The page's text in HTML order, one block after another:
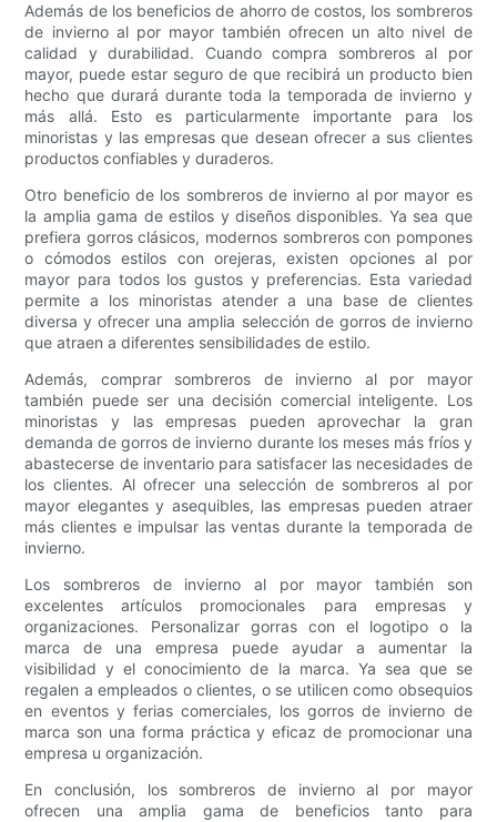
Además de los beneficios de ahorro de costos, los sombreros
de invierno al por mayor también ofrecen un alto nivel de
calidad y durabilidad. Cuando compra sombreros al por
mayor, puede estar seguro de que recibirá un producto bien
hecho que durará durante toda la temporada de invierno y
más allá. Esto es particularmente importante para los
minoristas y las empresas que desean ofrecer a sus clientes
productos confiables y duraderos.
Otro beneficio de los sombreros de invierno al por mayor es
la amplia gama de estilos y diseños disponibles. Ya sea que
prefiera gorros clásicos, modernos sombreros con pompones
o cómodos estilos con orejeras, existen opciones al por
mayor para todos los gustos y preferencias. Esta variedad
permite a los minoristas atender a una base de clientes
diversa y ofrecer una amplia selección de gorros de invierno
que atraen a diferentes sensibilidades de estilo.
Además, comprar sombreros de invierno al por mayor
también puede ser una decisión comercial inteligente. Los
minoristas y las empresas pueden aprovechar la gran
demanda de gorros de invierno durante los meses más fríos y
abastecerse de inventario para satisfacer las necesidades de
los clientes. Al ofrecer una selección de sombreros al por
mayor elegantes y asequibles, las empresas pueden atraer
más clientes e impulsar las ventas durante la temporada de
invierno.
Los sombreros de invierno al por mayor también son
excelentes artículos promocionales para empresas y
organizaciones. Personalizar gorras con el logotipo o la
marca de una empresa puede ayudar a aumentar la
visibilidad y el conocimiento de la marca. Ya sea que se
regalen a empleados o clientes, o se utilicen como obsequios
en eventos y ferias comerciales, los gorros de invierno de
marca son una forma práctica y eficaz de promocionar una
empresa u organización.
En conclusión, los sombreros de invierno al por mayor
ofrecen una amplia gama de beneficios tanto para